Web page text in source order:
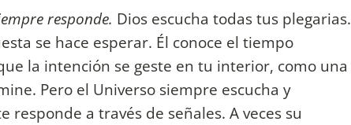
responde. Dios escucha todas tus plegarias.
se hace esperar. Él conoce el tiempo
la intención se geste en tu interior, como una
Pero el Universo siempre escucha y
responde a través de señales. A veces su